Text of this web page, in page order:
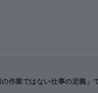
の作業ではない仕事の定義」